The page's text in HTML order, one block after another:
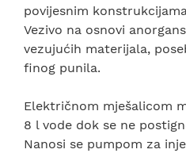
povijesnim
Vezivo na osnovi
vezujućih materijala,
finog punila.
Električnom mješalicom
8 l vode dok se ne
Nanosi se pumpom za